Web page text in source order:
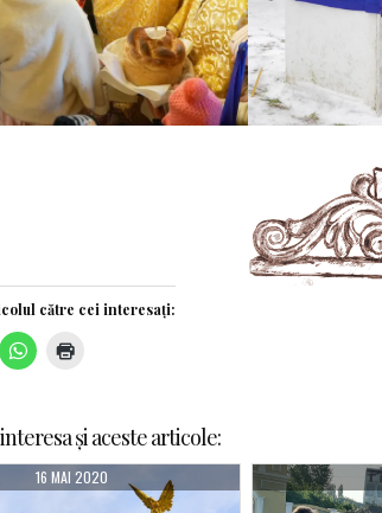
către cei interesați:
și aceste articole:
16 MAI 2020